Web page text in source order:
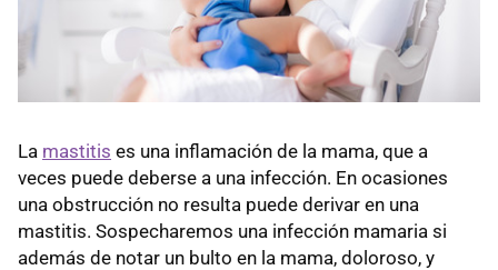
La mastitis es una inflamación de la mama, que a
veces puede deberse a una infección. En ocasiones
una obstrucción no resulta puede derivar en una
mastitis. Sospecharemos una infección mamaria si
además de notar un bulto en la mama, doloroso, y